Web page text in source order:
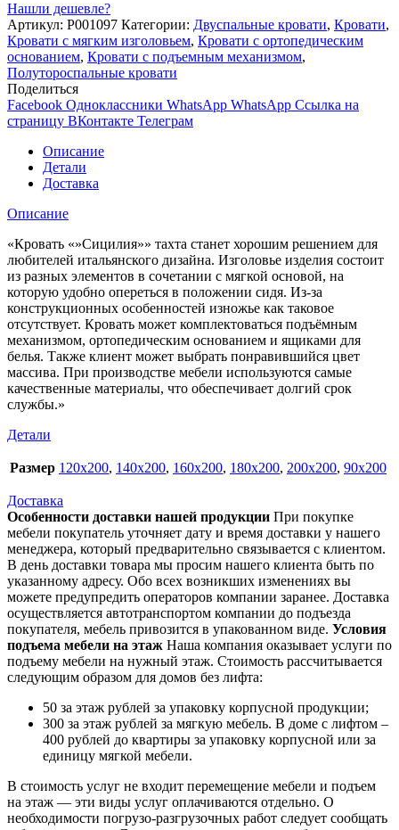
Нашли дешевле?
Артикул: P001097 Категории: Двуспальные кровати, Кровати,
Кровати с мягким изголовьем, Кровати с ортопедическим
основанием, Кровати с подъемным механизмом,
Полутороспальные кровати
Поделиться
Facebook Одноклассники WhatsApp WhatsApp Ссылка на
страницу ВКонтакте Телеграм
Описание
Детали
Доставка
Описание
«Кровать «»Сицилия»» тахта станет хорошим решением для
любителей итальянского дизайна. Изголовье изделия состоит
из разных элементов в сочетании с мягкой основой, на
которую удобно опереться в положении сидя. Из-за
конструкционных особенностей изножье как таковое
отсутствует. Кровать может комплектоваться подъёмным
механизмом, ортопедическим основанием и ящиками для
белья. Также клиент может выбрать понравившийся цвет
массива. При производстве мебели используются самые
качественные материалы, что обеспечивает долгий срок
службы.»
Детали
Размер 120х200, 140х200, 160х200, 180х200, 200х200, 90х200
Доставка
Особенности доставки нашей продукции При покупке
мебели покупатель уточняет дату и время доставки у нашего
менеджера, который предварительно связывается с клиентом.
В день доставки товара мы просим нашего клиента быть по
указанному адресу. Обо всех возникших изменениях вы
можете предупредить операторов компании заранее. Доставка
осуществляется автотранспортом компании до подъезда
покупателя, мебель привозится в упакованном виде. Условия
подъема мебели на этаж Наша компания оказывает услуги по
подъему мебели на нужный этаж. Стоимость рассчитывается
следующим образом для домов без лифта:
50 за этаж рублей за упаковку корпусной продукции;
300 за этаж рублей за мягкую мебель. В доме с лифтом –
400 рублей до квартиры за упаковку корпусной или за
единицу мягкой мебели.
В стоимость услуг не входит перемещение мебели и подъем
на этаж — эти виды услуг оплачиваются отдельно. О
необходимости погрузо-разгрузочных работ следует сообщать